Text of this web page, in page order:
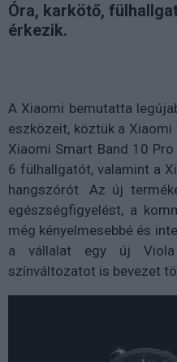
Óra, karkötő,
érkezik.
A Xiaomi bemutatta
eszközeit, köztük a
Xiaomi Smart Band 10
6 fülhallgatót, valamint a
hangszórót. Az új
egészségfigyelést, a
még kényelmesebbé és
a vállalat egy új Viola
színváltozatot is bevezet